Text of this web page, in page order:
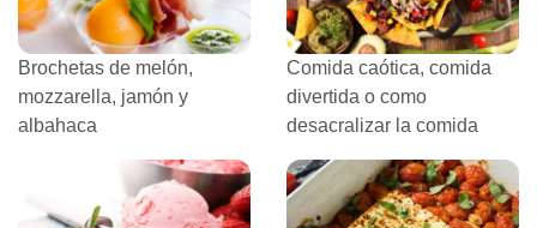
Brochetas de melón,
mozzarella, jamón y
albahaca
Comida caótica, comida
divertida o como
desacralizar la comida